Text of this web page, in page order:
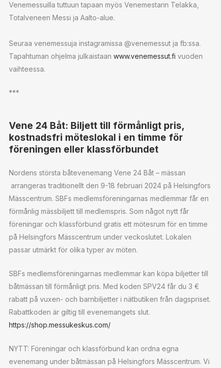
Venemessuilla tuttuun tapaan myös Venemestarin Telakka,
Totalveneen Messi ja Aalto-alue.
Seuraa venemessuja instagramissa @venemessut ja fb:ssa.
Tapahtuman ohjelma julkaistaan www.venemessut.fi vuoden
vaihteessa.
***
Vene 24 Båt: Biljett till förmånligt pris,
kostnadsfri möteslokal i en timme för
föreningen eller klassförbundet
Nordens största båtevenemang Vene 24 Båt – mässan
arrangeras traditionellt den 9-18 februari 2024 på Helsingfors
Mässcentrum. SBFs medlemsföreningarnas medlemmar får en
förmånlig mässbiljett till medlemspris. Som något nytt får
föreningar och klassförbund gratis ett mötesrum för en timme
på Helsingfors Mässcentrum under veckoslutet. Lokalen
passar utmärkt för olika typer av möten.
SBFs medlemsföreningarnas medlemmar kan köpa biljetter till
båtmässan till förmånligt pris. Med koden SPV24 får du 3 €
rabatt på vuxen- och barnbiljetter i nätbutiken från dagspriset.
Rabattkoden är giltig till evenemangets slut.
https://shop.messukeskus.com/
NYTT: Föreningar och klassförbund kan ordna egna
evenemang under båtmässan på Helsingfors Mässcentrum. Vi